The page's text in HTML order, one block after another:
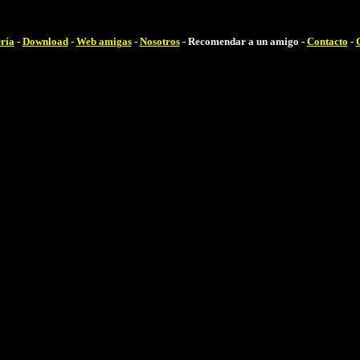
- Download- Web amigas- Nosotros- Recomendar a un amigo - Contacto -